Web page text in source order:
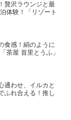
贅沢ラウンジと最
体験！「リゾート
食感！絹のように
茶屋 首里とうふ」
通わせ、イルカと
ふれ合える！推し